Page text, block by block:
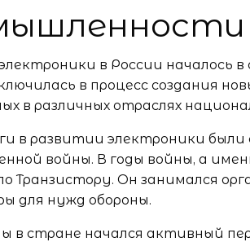
в России началось в
в процесс создания
в различных отраслях
в развитии электроники были
войны. В годы войны, а
Транзистору. Он занимался
для нужд обороны.
в стране начался активный